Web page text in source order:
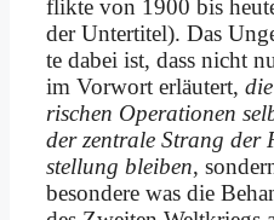
flik­te von 1900 bis
der Un­ter­ti­tel). Das
te da­bei ist, dass nicht
im Vor­wort er­läu­tert,
ri­schen Ope­ra­tio­nen
der zen­tra­le Strang der
stel­lung blei­ben,
be­son­de­re was die